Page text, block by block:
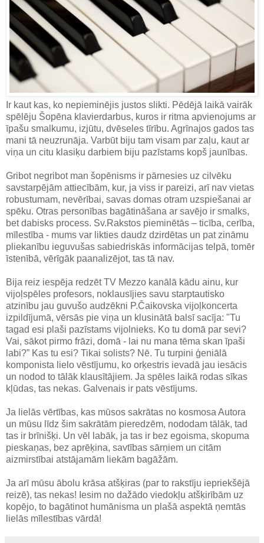
Ir kaut kas, ko nepieminējis justos slikti. Pēdējā laikā vairāk
spēlēju Šopēna klavierdarbus, kuros ir ritma apvienojums ar
īpašu smalkumu, izjūtu, dvēseles tīrību. Agrīnajos gados tas
mani tā neuzrunāja. Varbūt biju tam visam par zaļu, kaut ar
viņa un citu klasiķu darbiem biju pazīstams kopš jaunības.
Gribot negribot man šopēnisms ir pārnesies uz cilvēku
savstarpējām attiecībām, kur, ja viss ir pareizi, arī nav vietas
robustumam, nevērībai, savas domas otram uzspiešanai ar
spēku. Otras personības bagātināšana ar savējo ir smalks,
bet dabisks process. Sv.Rakstos pieminētās – ticība, cerība,
mīlestība - mums var likties daudz dzirdētas un pat zināmu
pliekanību ieguvušas sabiedriskās informācijas telpā, tomēr
īstenībā, vērīgāk paanalizējot, tas tā nav.
Bija reiz iespēja redzēt TV Mezzo kanālā kādu ainu, kur
vijoļspēles profesors, noklausījies savu starptautisko
atzinību jau guvušo audzēkni P.Čaikovska vijoļkoncerta
izpildījumā, vērsās pie viņa un klusinātā balsī sacīja: "Tu
tagad esi plaši pazīstams vijolnieks. Ko tu domā par sevi?
Vai, sākot pirmo frāzi, domā - lai nu mana tēma skan īpaši
labi?” Kas tu esi? Tikai solists? Nē. Tu turpini ģeniālā
komponista lielo vēstījumu, ko orķestris ievadā jau iesācis
un nodod to tālāk klausītājiem. Ja spēles laikā rodas sīkas
kļūdas, tas nekas. Galvenais ir pats vēstījums.
Ja lielās vērtības, kas mūsos sakrātas no kosmosa Autora
un mūsu līdz šim sakrātām pieredzēm, nododam tālāk, tad
tas ir brīnišķi. Un vēl labāk, ja tas ir bez egoisma, skopuma
pieskaņas, bez aprēķina, savtības sārņiem un citām
aizmirstībai atstājamām liekām bagāžām.
Ja arī mūsu ābolu krāsa atšķiras (par to rakstīju iepriekšējā
reizē), tas nekas! Iesim no dažādo viedokļu atšķirībām uz
kopējo, to bagātinot humānisma un plašā aspektā ņemtās
lielās mīlestības vārdā!